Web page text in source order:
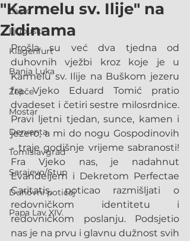
Livno
Ljubuški
Klagenfurt
Banja Luka
Žepče
Mostar
Derventa
Tomislavgrad
Sarajevo/Stup
Duhovni poticaj
Papa Lav XIV.
"Karmelu sv. Ilije" na
Zidinama
Prošla su već dva tjedna od
duhovnih vježbi kroz koje je u
Karmelu sv. Ilije na Buškom jezeru
fra Vjeko Eduard Tomić pratio
dvadeset i četiri sestre milosrdnice.
Pravi ljetni tjedan, sunce, kamen i
jezero, a mi do nogu Gospodinovih
- traje godišnje vrijeme sabranosti!
Fra Vjeko nas, je nadahnut
Evanđeljem i Dekretom Perfectae
Caritatis, poticao razmišljati o
redovničkom identitetu i
redovničkom poslanju. Podsjetio
nas je na prvu i glavnu dužnost svih